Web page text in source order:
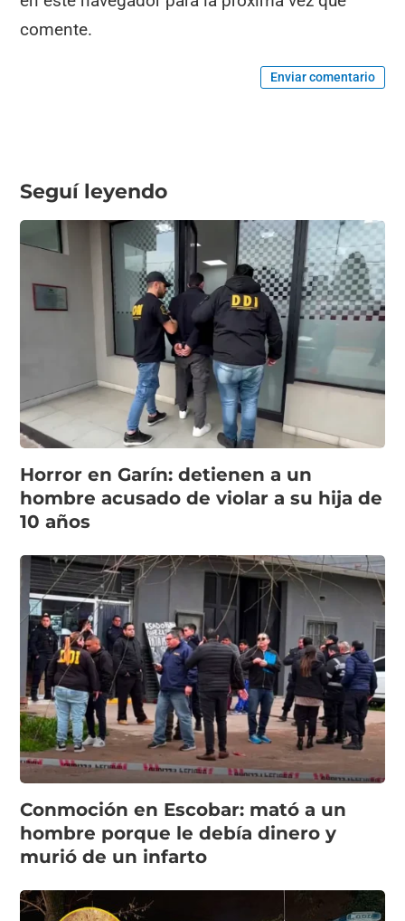
comente.
Enviar comentario
Seguí leyendo
Horror en Garín: detienen a un
hombre acusado de violar a su hija de
10 años
Conmoción en Escobar: mató a un
hombre porque le debía dinero y
murió de un infarto